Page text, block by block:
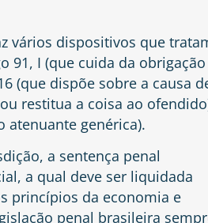
vários dispositivos que
91, I (que cuida da
(que dispõe sobre a causa
restitua a coisa ao
atenuante genérica).
a sentença penal
a qual deve ser liquidada
princípios da economia e
penal brasileira